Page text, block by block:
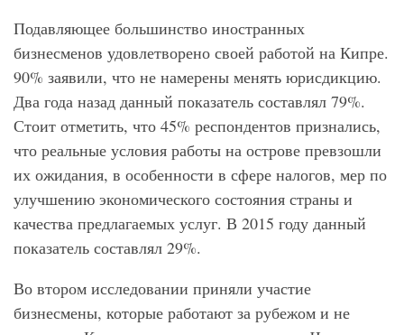
Подавляющее большинство иностранных
бизнесменов удовлетворено своей работой на Кипре.
90% заявили, что не намерены менять юрисдикцию.
Два года назад данный показатель составлял 79%.
Стоит отметить, что 45% респондентов признались,
что реальные условия работы на острове превзошли
их ожидания, в особенности в сфере налогов, мер по
улучшению экономического состояния страны и
качества предлагаемых услуг. В 2015 году данный
показатель составлял 29%.
Во втором исследовании приняли участие
бизнесмены, которые работают за рубежом и не